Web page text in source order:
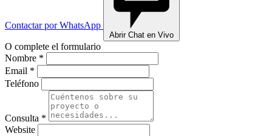
Contactar por WhatsApp
Abrir Chat en Vivo
O complete el formulario
Nombre *
Email *
Teléfono
Consulta *
Website